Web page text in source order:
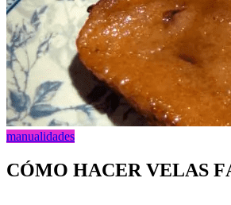
manualidades
CÓMO HACER VELAS